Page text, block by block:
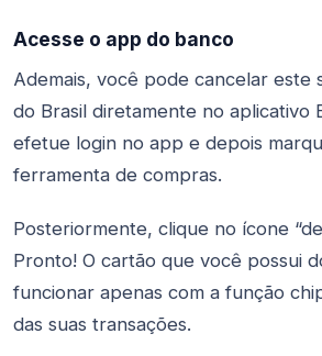
Acesse o app do banco
Ademais, você pode cancelar este
do Brasil diretamente no aplicativo
efetue login no app e depois
ferramenta de compras.
Posteriormente, clique no ícone
Pronto! O cartão que você possui
funcionar apenas com a função
das suas transações.